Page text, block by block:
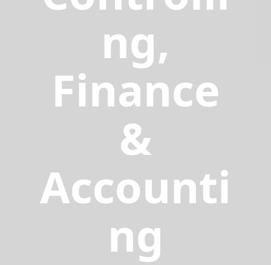
ng,
Finance
&
Accounti
ng